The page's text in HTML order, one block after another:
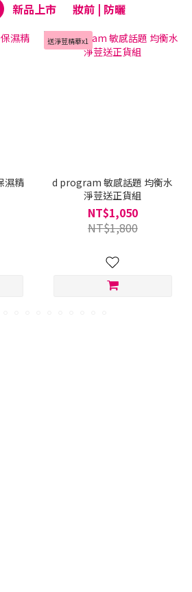
新品上市 妝前 | 防曬
濕精
送淨荳精華x1
d program 敏感話題 均衡水
淨荳送正貨組
NT$1,050
NT$1,800